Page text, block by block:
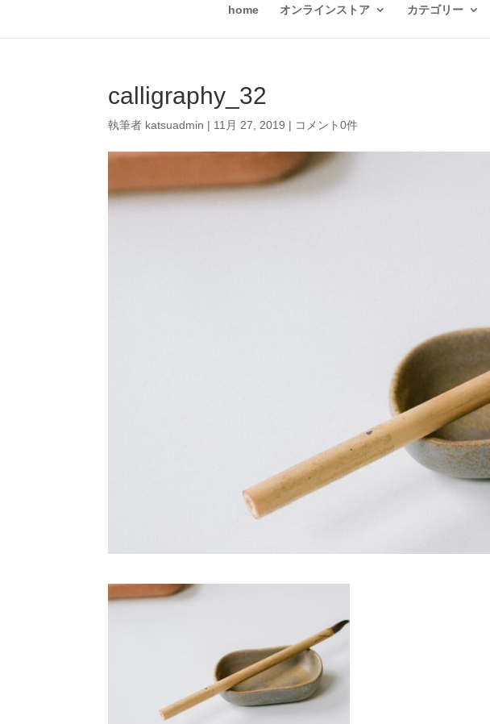
home オンラインストア カテゴリー
calligraphy_32
執筆者 katsuadmin | 11月 27, 2019 | コメント0件